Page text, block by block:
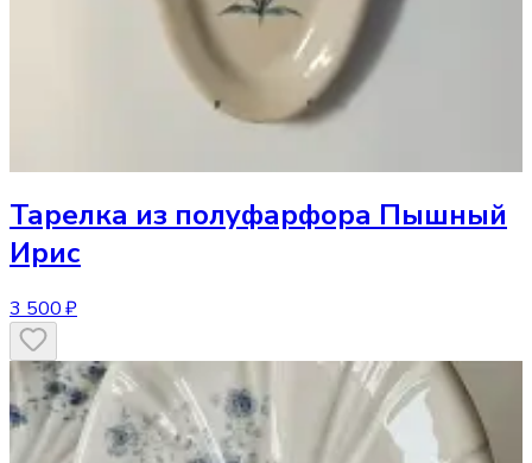
Тарелка из полуфарфора Пышный
Ирис
3 500 ₽